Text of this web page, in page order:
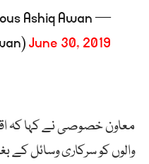
Ashiq Awan
June 30, 2019
معاون خصوصی نے کہا کہ
والوں کو سرکاری وسائل کے